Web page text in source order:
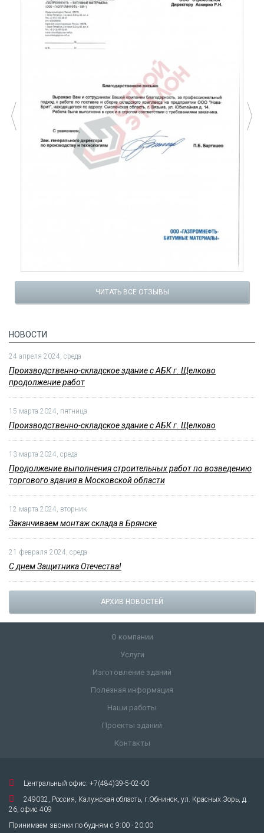
ЧИТАТЬ ВСЕ ОТЗЫВЫ
НОВОСТИ
24 апреля 2024, среда
Производственно-складское здание с АБК г. Щелково
продолжение работ
15 марта 2024, пятница
Производственно-складское здание с АБК г. Щелково
13 марта 2024, среда
Продолжение выполнения строительных работ по возведению
торгового здания в Московской области
12 марта 2024, вторник
Заканчиваем монтаж склада в Брянске
21 февраля 2024, среда
С днем Защитника Отечества!
АРХИВ НОВОСТЕЙ
О компании
Услуги
Изготовление зданий
Полезная информация
Наши работы
Проекты зданий
Контакты
Центральный офис: +7(484)39-5-02-00
249032, Россия, Калужская область, г.Обнинск, ул. Красных Зорь, д.
26, офис 409
Принимаем звонки по будням с 9:00 - 20:00